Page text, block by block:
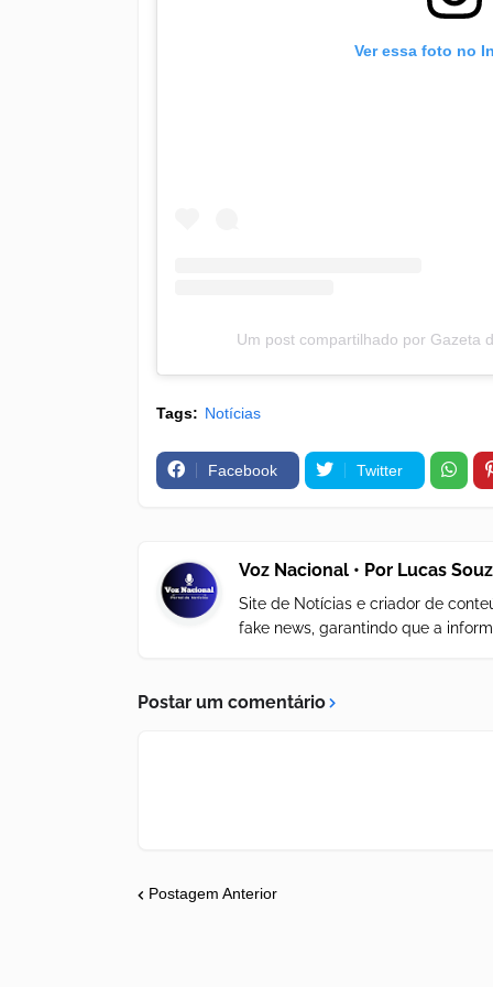
Ver essa foto no
Um post compartilhado por Gazeta
Tags: Notícias
Facebook Twitter
Voz Nacional • Por Lucas
Site de Notícias e criador de
fake news, garantindo que a
Postar um comentário
Postagem Anterior